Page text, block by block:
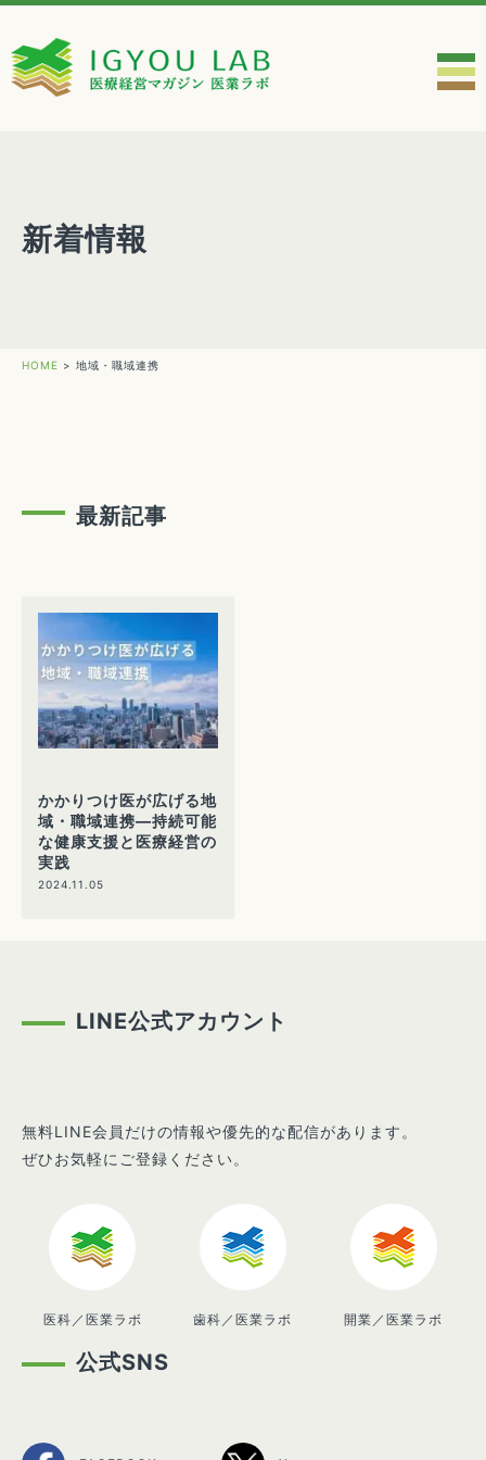
新着情報
HOME > 地域・職域連携
最新記事
かかりつけ医が広げる地
域・職域連携—持続可能
な健康支援と医療経営の
実践
2024.11.05
LINE公式アカウント
無料LINE会員だけの情報や優先的な配信があります。
ぜひお気軽にご登録ください。
医科／医業ラボ 歯科／医業ラボ 開業／医業ラボ
公式SNS